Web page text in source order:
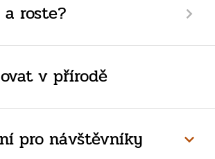
roste?
v přírodě
pro návštěvníky